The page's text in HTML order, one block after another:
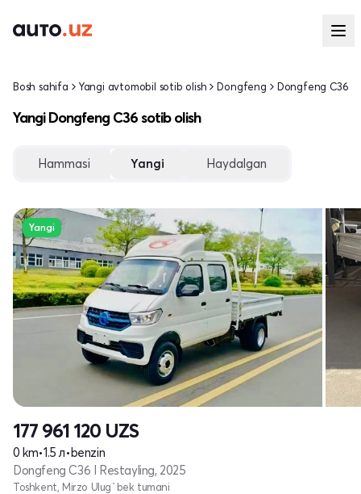
Bosh sahifa Yangi avtomobil sotib olish Dongfeng Dongfeng C36
Yangi Dongfeng C36 sotib olish
Hammasi Yangi Haydalgan
Yangi
177 961 120 UZS
0 km•1.5 л•benzin
Dongfeng C36 I Restayling, 2025
Toshkent, Mirzo Ulug`bek tumani